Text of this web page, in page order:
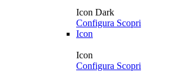
Icon Dark
Configura Scopri
Icon
Icon
Configura Scopri